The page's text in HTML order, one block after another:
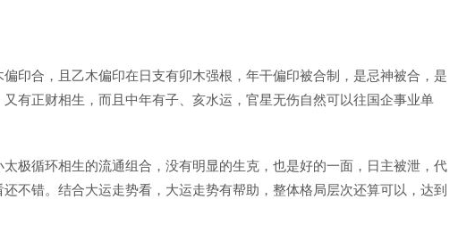
印合，且乙木偏印在日支有卯木强根，年干偏印被合制，是忌神被合，是
有正财相生，而且中年有子、亥水运，官星无伤自然可以往国企事业单
极循环相生的流通组合，没有明显的生克，也是好的一面，日主被泄，代
不错。结合大运走势看，大运走势有帮助，整体格局层次还算可以，达到